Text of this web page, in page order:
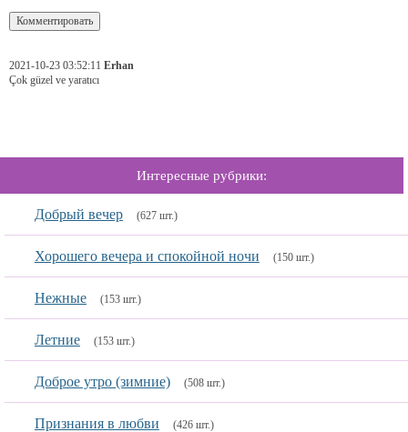
2021-10-23 03:52:11 Erhan
Çok güzel ve yaratıcı
Интересные рубрики:
Добрый вечер (627 шт.)
Хорошего вечера и спокойной ночи (150 шт.)
Нежные (153 шт.)
Летние (153 шт.)
Доброе утро (зимние) (508 шт.)
Признания в любви (426 шт.)